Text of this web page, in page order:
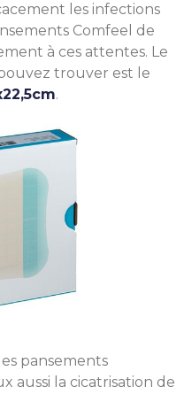
les infections
Comfeel de
à ces attentes. Le
trouver est le
.
pansements
aussi la cicatrisation de